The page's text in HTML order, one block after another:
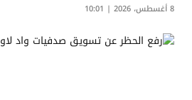
8 أغسطس، 2026 | 10:01